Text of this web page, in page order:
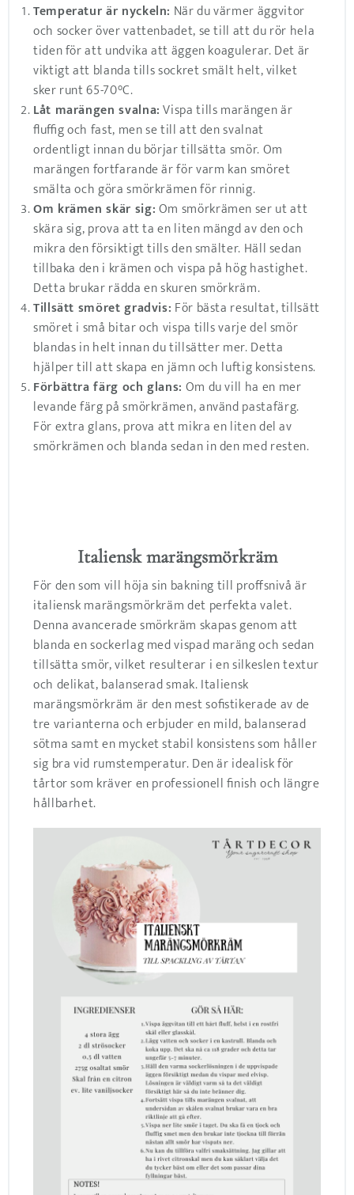
Temperatur är nyckeln: När du värmer äggvitor
och socker över vattenbadet, se till att du rör hela
tiden för att undvika att äggen koagulerar. Det är
viktigt att blanda tills sockret smält helt, vilket
sker runt 65-70°C.
Låt marängen svalna:Vispa tills marängen är
fluffig och fast, men se till att den svalnat
ordentligt innan du börjar tillsätta smör. Om
marängen fortfarande är för varm kan smöret
smälta och göra smörkrämen för rinnig.
Om krämen skär sig:Om smörkrämen ser ut att
skära sig, prova att ta en liten mängd av den och
mikra den försiktigt tills den smälter. Häll sedan
tillbaka den i krämen och vispa på hög hastighet.
Detta brukar rädda en skuren smörkräm.
Tillsätt smöret gradvis: För bästa resultat, tillsätt
smöret i små bitar och vispa tills varje del smör
blandas in helt innan du tillsätter mer. Detta
hjälper till att skapa en jämn och luftig konsistens.
Förbättra färg och glans: Om du vill ha en mer
levande färg på smörkrämen, använd pastafärg.
För extra glans, prova att mikra en liten del av
smörkrämen och blanda sedan in den med resten.
Italiensk marängsmörkräm
För den som vill höja sin bakning till proffsnivå är
italiensk marängsmörkräm det perfekta valet.
Denna avancerade smörkräm skapas genom att
blanda en sockerlag med vispad maräng och sedan
tillsätta smör, vilket resulterar i en silkeslen textur
och delikat, balanserad smak. Italiensk
marängsmörkräm är den mest sofistikerade av de
tre varianterna och erbjuder en mild, balanserad
sötma samt en mycket stabil konsistens som håller
sig bra vid rumstemperatur. Den är idealisk för
tårtor som kräver en professionell finish och längre
hållbarhet.